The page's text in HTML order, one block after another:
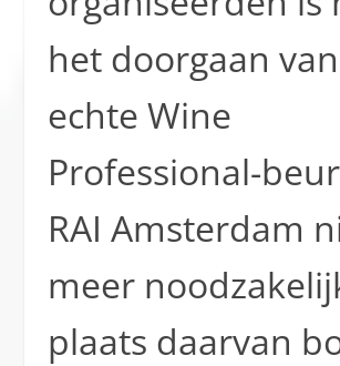
het doorgaan
echte Wine
Professional-
RAI Amsterdam
meer
plaats daarvan